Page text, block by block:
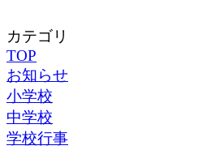
カテゴリ
TOP
お知らせ
小学校
中学校
学校行事